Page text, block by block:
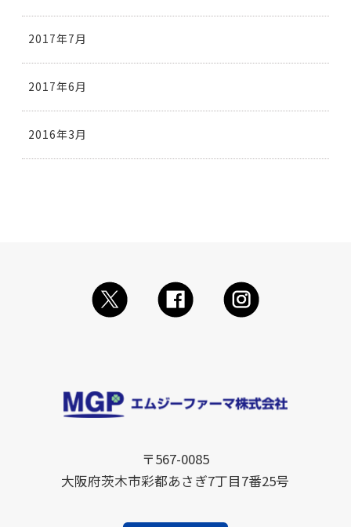
2017年7月
2017年6月
2016年3月
〒567-0085
大阪府茨木市彩都あさぎ7丁目7番25号